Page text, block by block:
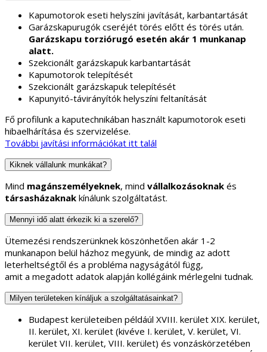
Kapumotorok eseti helyszíni javítását, karbantartását
Garázskapurugók cseréjét törés előtt és törés után.
Garázskapu torziórugó esetén akár 1 munkanap
alatt.
Szekcionált garázskapuk karbantartását
Kapumotorok telepítését
Szekcionált garázskapuk telepítését
Kapunyitó-távirányítók helyszíni feltanítását
Fő profilunk a kaputechnikában használt kapumotorok eseti
hibaelhárítása és szervizelése.
További javítási információkat itt talál
Kiknek vállalunk munkákat?
Mind magánszemélyeknek, mind vállalkozásoknak és
társasházaknak kínálunk szolgáltatást.
Mennyi idő alatt érkezik ki a szerelő?
Ütemezési rendszerünknek köszönhetően akár 1-2
munkanapon belül házhoz megyünk, de mindig az adott
leterheltségtől és a probléma nagyságától függ,
amit a megadott adatok alapján kollégáink mérlegelni tudnak.
Milyen területeken kínáljuk a szolgáltatásainkat?
Budapest kerületeiben példáúl XVIII. kerület XIX. kerület,
II. kerület, XI. kerület (kivéve I. kerület, V. kerület, VI.
kerület VII. kerület, VIII. kerület) és vonzáskörzetében